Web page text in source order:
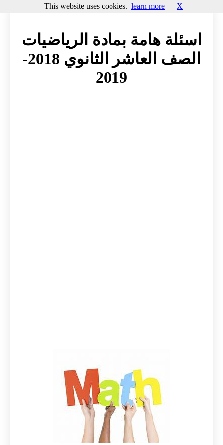
اسئلة هامة بمادة الرياضيات
الصف العاشر الثانوي 2018-
2019
This website uses cookies. learn more X